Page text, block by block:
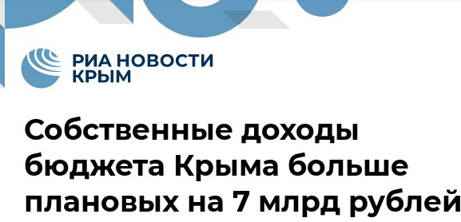
Собственные доходы
бюджета Крыма больше
плановых на 7 млрд рублей